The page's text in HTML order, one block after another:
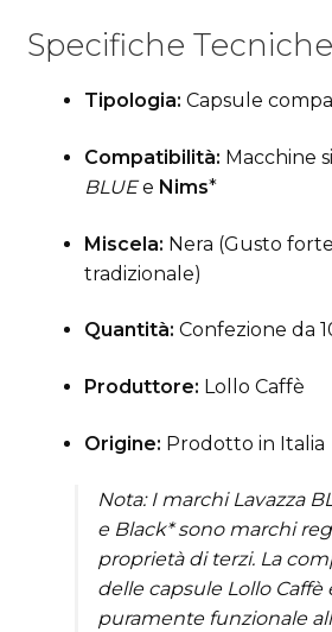
Specifiche Tecniche
Tipologia: Capsule
Compatibilità: Macchine
BLUEe Nims*
Miscela: Nera (Gusto
tradizionale)
Quantità: Confezione da
Produttore: Lollo Caffè
Origine: Prodotto in Italia
Nota: I marchi Lavazza
e Black* sono marchi
proprietà di terzi. La
delle capsule Lollo Caffè
puramente funzionale